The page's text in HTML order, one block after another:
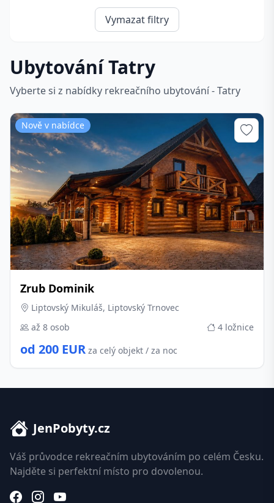
Vymazat filtry
Ubytování Tatry
Vyberte si z nabídky rekreačního ubytování - Tatry
Zrub Dominik
Liptovský Mikuláš, Liptovský Trnovec
až 8 osob
4 ložnice
od 200 EUR za celý objekt / za noc
Nově v nabídce
JenPobyty.cz
Váš průvodce rekreačním ubytováním po celém Česku.
Najděte si perfektní místo pro dovolenou.